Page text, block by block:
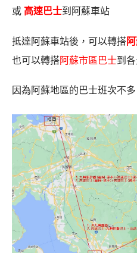
或 高速巴士到阿蘇車站
抵達阿蘇車站後，可以轉搭
也可以轉搭阿蘇市區巴士到
因為阿蘇地區的巴士班次不